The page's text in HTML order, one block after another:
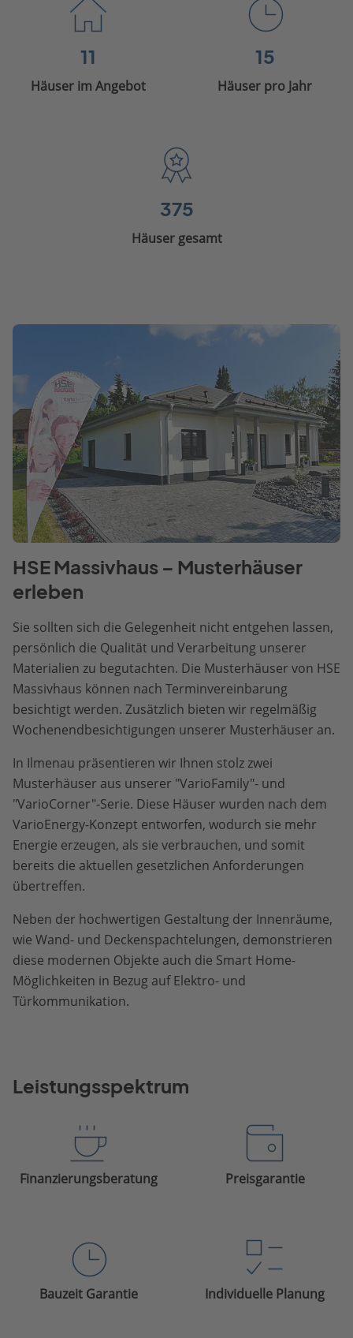
11
Häuser im Angebot
15
Häuser pro Jahr
375
Häuser gesamt
HSE Massivhaus – Musterhäuser
erleben
Sie sollten sich die Gelegenheit nicht entgehen lassen,
persönlich die Qualität und Verarbeitung unserer
Materialien zu begutachten. Die Musterhäuser von HSE
Massivhaus können nach Terminvereinbarung
besichtigt werden. Zusätzlich bieten wir regelmäßig
Wochenendbesichtigungen unserer Musterhäuser an.
In Ilmenau präsentieren wir Ihnen stolz zwei
Musterhäuser aus unserer "VarioFamily"- und
"VarioCorner"-Serie. Diese Häuser wurden nach dem
VarioEnergy-Konzept entworfen, wodurch sie mehr
Energie erzeugen, als sie verbrauchen, und somit
bereits die aktuellen gesetzlichen Anforderungen
übertreffen.
Neben der hochwertigen Gestaltung der Innenräume,
wie Wand- und Deckenspachtelungen, demonstrieren
diese modernen Objekte auch die Smart Home-
Möglichkeiten in Bezug auf Elektro- und
Türkommunikation.
Leistungsspektrum
Finanzierungsberatung Preisgarantie
Bauzeit Garantie Individuelle Planung